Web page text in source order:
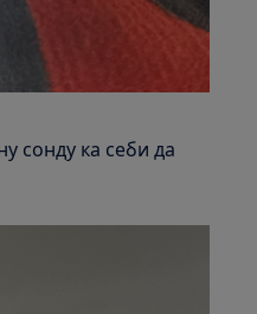
сонду ка себи да